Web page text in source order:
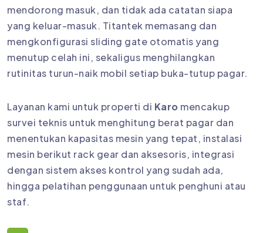
mendorong masuk, dan tidak ada catatan siapa
yang keluar-masuk. Titantek memasang dan
mengkonfigurasi sliding gate otomatis yang
menutup celah ini, sekaligus menghilangkan
rutinitas turun-naik mobil setiap buka-tutup pagar.
Layanan kami untuk properti di Karo mencakup
survei teknis untuk menghitung berat pagar dan
menentukan kapasitas mesin yang tepat, instalasi
mesin berikut rack gear dan aksesoris, integrasi
dengan sistem akses kontrol yang sudah ada,
hingga pelatihan penggunaan untuk penghuni atau
staf.